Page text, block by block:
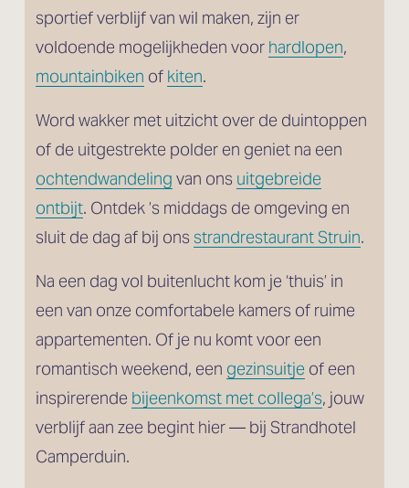
sportief verblijf van wil maken, zijn er
voldoende mogelijkheden voor hardlopen
mountainbiken of kiten.
Word wakker met uitzicht over de duintoppen
ochtendwandeling van ons uitgebreide
ontbijt. Ontdek ’s middags de omgeving en
sluit de dag af bij ons strandrestaurant Struin.
Na een dag vol buitenlucht kom je ‘thuis’ in
een van onze comfortabele kamers of ruime
appartementen. Of je nu komt voor een
romantisch weekend, een gezinsuitje of een
inspirerende bijeenkomst met collega’s, jouw
verblijf aan zee begint hier — bij Strandhotel
Camperduin.